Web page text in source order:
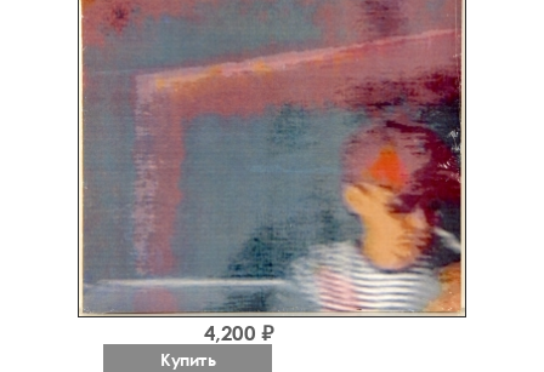
4,200 ₽
Купить